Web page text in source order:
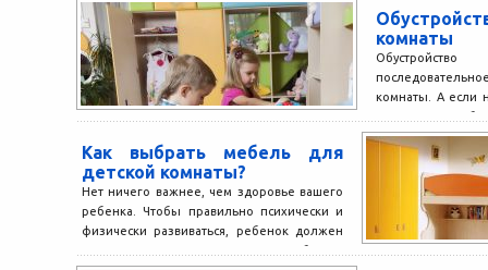
комнаты
комнаты. А если
семья с
внимания
Как выбрать мебель для
детской комнаты?
Нет ничего важнее, чем здоровье вашего
ребенка. Чтобы правильно психически и
физически развиваться, ребенок должен
полноценно отдыхать. Для того, чтобы...